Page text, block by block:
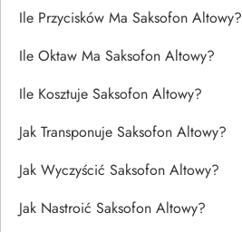
Ile Przycisków Ma Saksofon Altowy?
Ile Oktaw Ma Saksofon Altowy?
Ile Kosztuje Saksofon Altowy?
Jak Transponuje Saksofon Altowy?
Jak Wyczyścić Saksofon Altowy?
Jak Nastroić Saksofon Altowy?